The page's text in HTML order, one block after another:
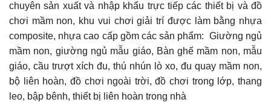
chuyên sản xuất và nhập khẩu trực tiếp các thiết bị và đồ
chơi mầm non, khu vui chơi giải trí được làm bằng nhựa
composite, nhựa cao cấp gồm các sản phẩm: Giường ngủ
mầm non, giường ngủ mẫu giáo, Bàn ghế mầm non, mẫu
giáo, cầu trượt xích đu, thú nhún lò xo, đu quay mầm non,
bộ liên hoàn, đồ chơi ngoài trời, đồ chơi trong lớp, thang
leo, bập bênh, thiết bị liên hoàn trong nhà